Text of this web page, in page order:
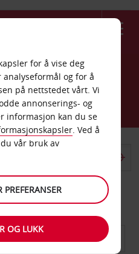
TIL DATO
for å vise deg
og for å
på nettstedet vårt. Vi
annonserings- og
informasjon kan du se
. Ved å
vår bruk av
OG LUKK